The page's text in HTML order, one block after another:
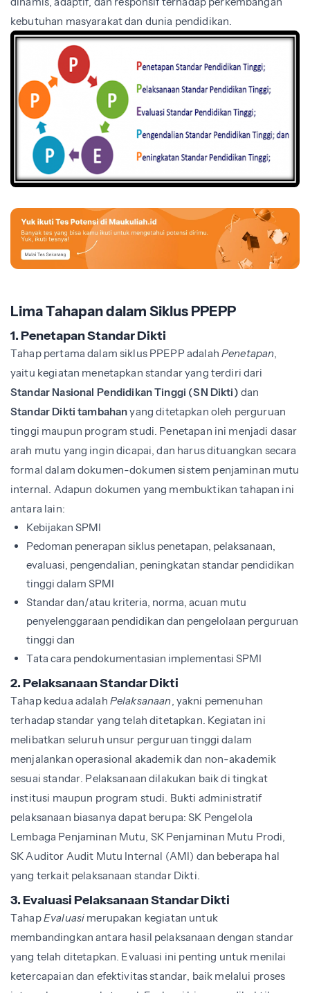
kebutuhan masyarakat dan dunia pendidikan.
Lima Tahapan dalam Siklus PPEPP
1. Penetapan Standar Dikti
Tahap pertama dalam siklus PPEPP adalah Penetapan,
yaitu kegiatan menetapkan standar yang terdiri dari
Standar Nasional Pendidikan Tinggi (SN Dikti) dan
Standar Dikti tambahanyang ditetapkan oleh perguruan
tinggi maupun program studi. Penetapan ini menjadi dasar
arah mutu yang ingin dicapai, dan harus dituangkan secara
formal dalam dokumen-dokumen sistem penjaminan mutu
internal. Adapun dokumen yang membuktikan tahapan ini
antara lain:
Kebijakan SPMI
Pedoman penerapan siklus penetapan, pelaksanaan,
evaluasi, pengendalian, peningkatan standar pendidikan
tinggi dalam SPMI
Standar dan/atau kriteria, norma, acuan mutu
penyelenggaraan pendidikan dan pengelolaan perguruan
tinggi dan
Tata cara pendokumentasian implementasi SPMI
2. Pelaksanaan Standar Dikti
Tahap kedua adalah Pelaksanaan, yakni pemenuhan
terhadap standar yang telah ditetapkan. Kegiatan ini
melibatkan seluruh unsur perguruan tinggi dalam
menjalankan operasional akademik dan non-akademik
sesuai standar. Pelaksanaan dilakukan baik di tingkat
institusi maupun program studi. Bukti administratif
pelaksanaan biasanya dapat berupa: SK Pengelola
Lembaga Penjaminan Mutu, SK Penjaminan Mutu Prodi,
SK Auditor Audit Mutu Internal (AMI) dan beberapa hal
yang terkait pelaksanaan standar Dikti.
3. Evaluasi Pelaksanaan Standar Dikti
TahapEvaluasi merupakan kegiatan untuk
membandingkan antara hasil pelaksanaan dengan standar
yang telah ditetapkan. Evaluasi ini penting untuk menilai
ketercapaian dan efektivitas standar, baik melalui proses